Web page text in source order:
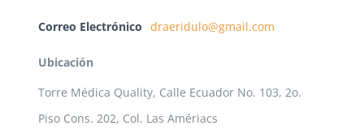
Correo Electrónico draeridulo@gmail.com
Ubicación
Torre Médica Quality, Calle Ecuador No. 103, 2o.
Piso Cons. 202, Col. Las Amériacs